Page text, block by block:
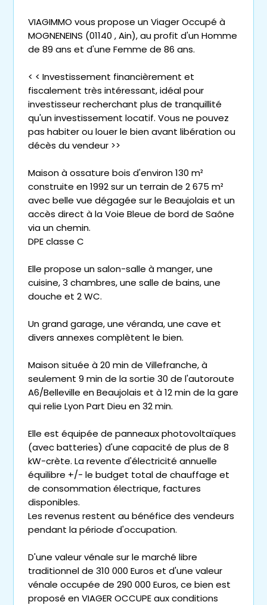
VIAGIMMO vous propose un Viager Occupé à
MOGNENEINS (01140 , Ain), au profit d'un Homme
de 89 ans et d'une Femme de 86 ans.
< < Investissement financièrement et
fiscalement très intéressant, idéal pour
investisseur recherchant plus de tranquillité
qu'un investissement locatif. Vous ne pouvez
pas habiter ou louer le bien avant libération ou
décès du vendeur >>
Maison à ossature bois d'environ 130 m²
construite en 1992 sur un terrain de 2 675 m²
avec belle vue dégagée sur le Beaujolais et un
accès direct à la Voie Bleue de bord de Saône
via un chemin.
DPE classe C
Elle propose un salon-salle à manger, une
cuisine, 3 chambres, une salle de bains, une
douche et 2 WC.
Un grand garage, une véranda, une cave et
divers annexes complètent le bien.
Maison située à 20 min de Villefranche, à
seulement 9 min de la sortie 30 de l'autoroute
A6/Belleville en Beaujolais et à 12 min de la gare
qui relie Lyon Part Dieu en 32 min.
Elle est équipée de panneaux photovoltaïques
(avec batteries) d'une capacité de plus de 8
kW-crète. La revente d'électricité annuelle
équilibre +/- le budget total de chauffage et
de consommation électrique, factures
disponibles.
Les revenus restent au bénéfice des vendeurs
pendant la période d'occupation.
D'une valeur vénale sur le marché libre
traditionnel de 310 000 Euros et d'une valeur
vénale occupée de 290 000 Euros, ce bien est
proposé en VIAGER OCCUPE aux conditions